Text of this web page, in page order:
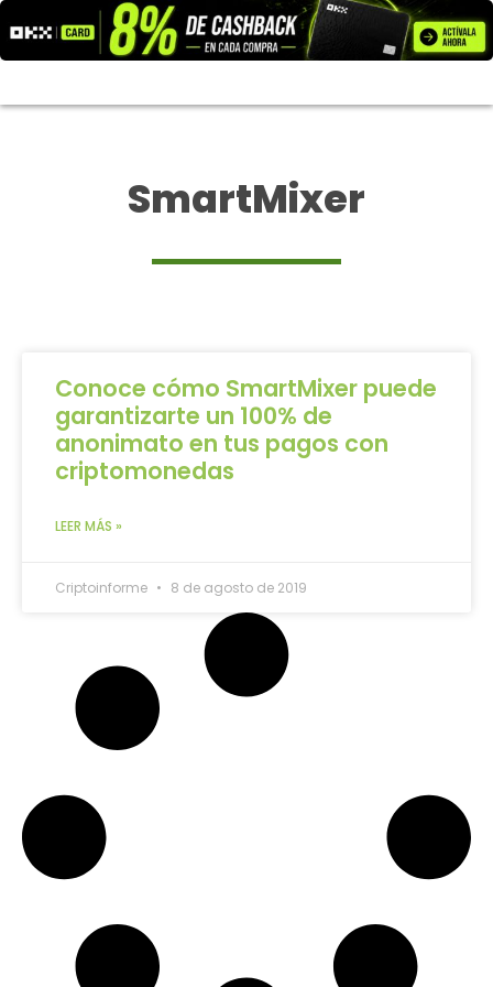
al
contenido
SmartMixer
Conoce cómo SmartMixer puede
garantizarte un 100% de
anonimato en tus pagos con
criptomonedas
LEER MÁS »
Criptoinforme 8 de agosto de 2019